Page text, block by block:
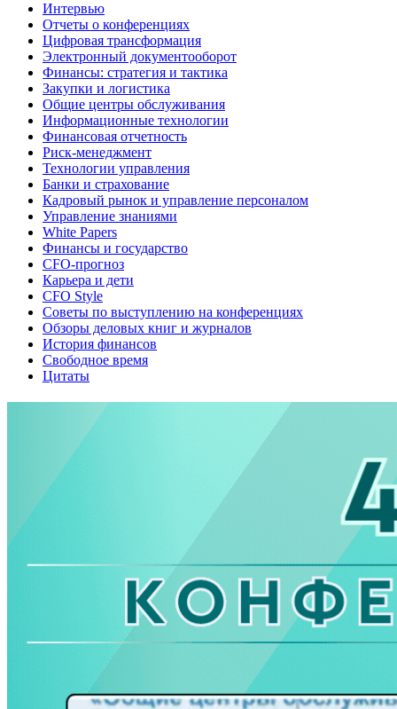
Интервью
Отчеты о конференциях
Цифровая трансформация
Электронный документооборот
Финансы: стратегия и тактика
Закупки и логистика
Общие центры обслуживания
Информационные технологии
Финансовая отчетность
Риск-менеджмент
Технологии управления
Банки и страхование
Кадровый рынок и управление персоналом
Управление знаниями
White Papers
Финансы и государство
CFO-прогноз
Карьера и дети
CFO Style
Советы по выступлению на конференциях
Обзоры деловых книг и журналов
История финансов
Свободное время
Цитаты